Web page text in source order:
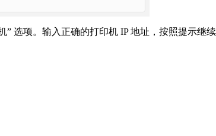
选项。输入正确的打印机 IP 地址，按照提示继